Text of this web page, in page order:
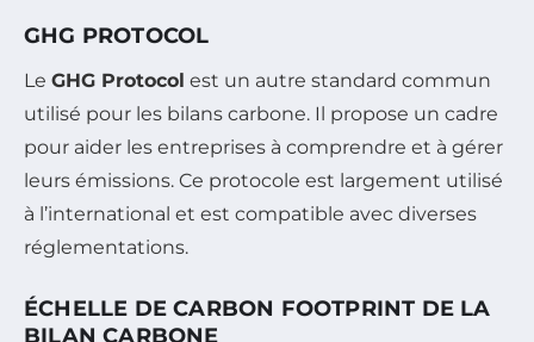
GHG PROTOCOL
Le GHG Protocol est un autre standard commun
utilisé pour les bilans carbone. Il propose un cadre
pour aider les entreprises à comprendre et à gérer
leurs émissions. Ce protocole est largement utilisé
à l’international et est compatible avec diverses
réglementations.
ÉCHELLE DE CARBON FOOTPRINT DE LA
BILAN CARBONE